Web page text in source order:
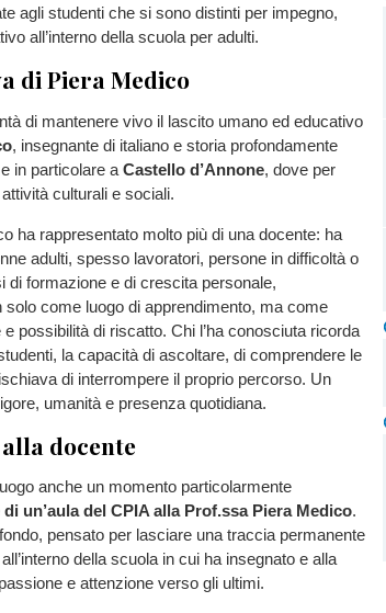
agli studenti che si sono distinti per impegno,
all’interno della scuola per adulti.
di Piera Medico
di mantenere vivo il lascito umano ed educativo
, insegnante di italiano e storia profondamente
in particolare a Castello d’Annone, dove per
culturali e sociali.
ha rappresentato molto più di una docente: ha
adulti, spesso lavoratori, persone in difficoltà o
di formazione e di crescita personale,
come luogo di apprendimento, ma come
possibilità di riscatto. Chi l’ha conosciuta ricorda
la capacità di ascoltare, di comprendere le
di interrompere il proprio percorso. Un
umanità e presenza quotidiana.
docente
anche un momento particolarmente
un’aula del CPIA alla Prof.ssa Piera Medico.
pensato per lasciare una traccia permanente
della scuola in cui ha insegnato e alla
e attenzione verso gli ultimi.